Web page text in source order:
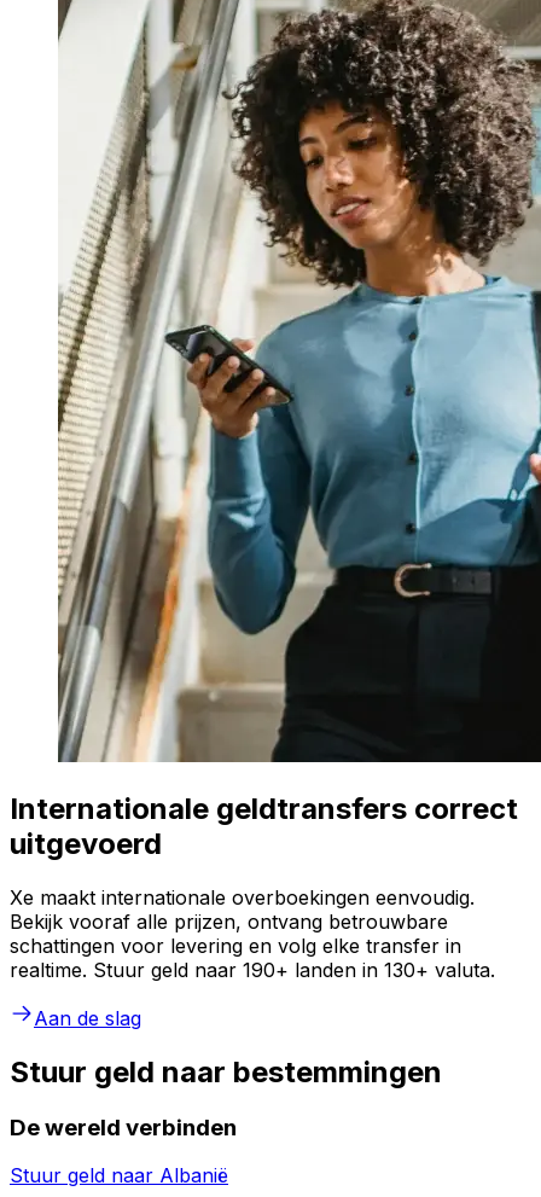
Internationale geldtransfers correct
uitgevoerd
Xe maakt internationale overboekingen eenvoudig.
Bekijk vooraf alle prijzen, ontvang betrouwbare
schattingen voor levering en volg elke transfer in
realtime. Stuur geld naar 190+ landen in 130+ valuta.
Aan de slag
Stuur geld naar bestemmingen
De wereld verbinden
Stuur geld naar Albanië